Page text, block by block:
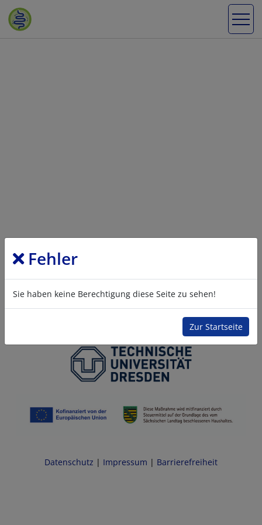
Fehler
Sie haben keine Berechtigung diese Seite zu sehen!
Zur Startseite
Datenschutz | Impressum | Barrierefreiheit